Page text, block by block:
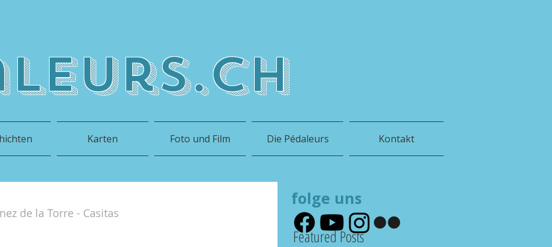
Karten Foto und Film Die Pédaleurs Kontakt
de la Torre - Casitas
Featured Posts
folge uns